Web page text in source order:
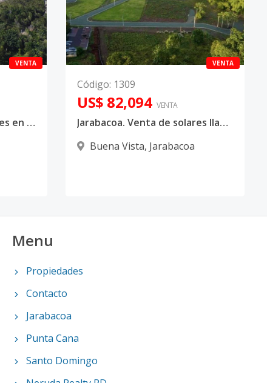
VENTA
Jarabacoa: Venta de solares en proyecto con casa club, Villa Las Marias
VENTA
Código: 1309
US$ 82,094 VENTA
Jarabacoa. Venta de solares llanos en complejo desarrollado, Eco de la Montaña
Buena Vista, Jarabacoa
Menu
Propiedades
Contacto
Jarabacoa
Punta Cana
Santo Domingo